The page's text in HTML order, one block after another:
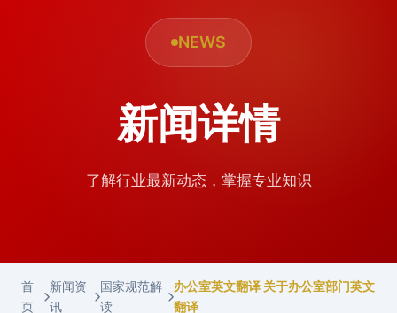
NEWS
新闻详情
了解行业最新动态，掌握专业知识
首
页
新闻资
讯
国家规范解
读
办公室英文翻译 关于办公室部门英文
翻译